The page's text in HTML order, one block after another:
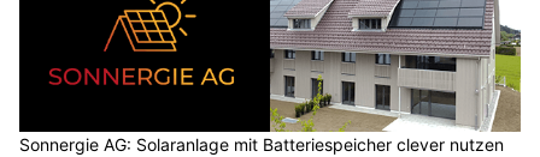
Sonnergie AG: Solaranlage mit Batteriespeicher clever nutzen